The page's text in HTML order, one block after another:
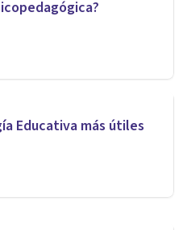
Educativa más útiles
cómo
teniendo